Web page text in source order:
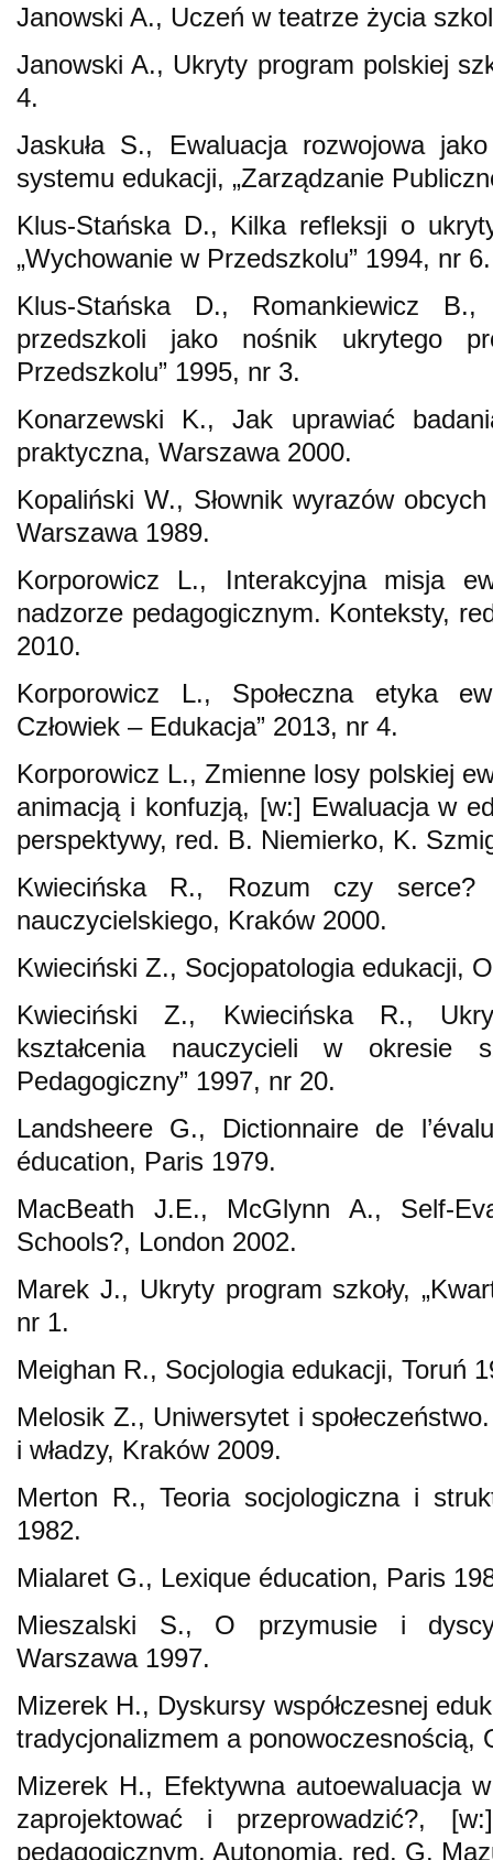
Janowski A., Uczeń w teatrze życia
Janowski A., Ukryty program polskiej
4.
Jaskuła S., Ewaluacja rozwojowa
systemu edukacji, „Zarządzanie
Klus-Stańska D., Kilka refleksji o
„Wychowanie w Przedszkolu” 1994, nr 6.
Klus-Stańska D., Romankiewicz B.,
przedszkoli jako nośnik ukrytego
Przedszkolu” 1995, nr 3.
Konarzewski K., Jak uprawiać
praktyczna, Warszawa 2000.
Kopaliński W., Słownik wyrazów
Warszawa 1989.
Korporowicz L., Interakcyjna misja
nadzorze pedagogicznym. Konteksty,
2010.
Korporowicz L., Społeczna etyka
Człowiek – Edukacja” 2013, nr 4.
Korporowicz L., Zmienne losy polskiej
animacją i konfuzją, [w:] Ewaluacja w
perspektywy, red. B. Niemierko, K.
Kwiecińska R., Rozum czy serce?
nauczycielskiego, Kraków 2000.
Kwieciński Z., Socjopatologia edukacji,
Kwieciński Z., Kwiecińska R.,
kształcenia nauczycieli w okresie
Pedagogiczny” 1997, nr 20.
Landsheere G., Dictionnaire de
éducation, Paris 1979.
MacBeath J.E., McGlynn A., Self-
Schools?, London 2002.
Marek J., Ukryty program szkoły,
nr 1.
Meighan R., Socjologia edukacji, Toruń
Melosik Z., Uniwersytet i
i władzy, Kraków 2009.
Merton R., Teoria socjologiczna i
1982.
Mialaret G., Lexique éducation, Paris
Mieszalski S., O przymusie i
Warszawa 1997.
Mizerek H., Dyskursy współczesnej
tradycjonalizmem a ponowoczesnością,
Mizerek H., Efektywna autoewaluacja
zaprojektować i przeprowadzić?,
pedagogicznym. Autonomia, red. G.